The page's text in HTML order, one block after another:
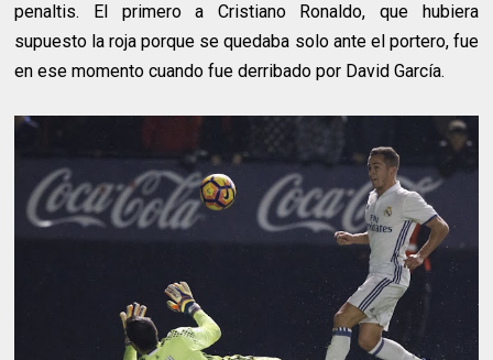
penaltis. El primero a Cristiano Ronaldo, que hubiera
supuesto la roja porque se quedaba solo ante el portero, fue
en ese momento cuando fue derribado por David García.